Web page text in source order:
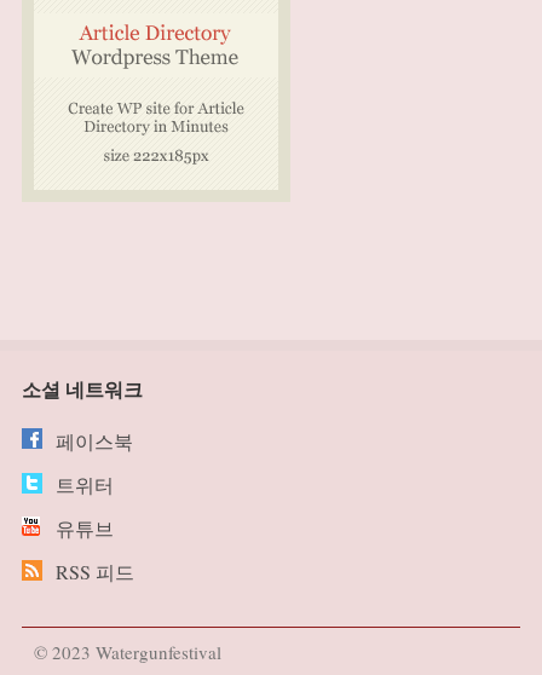
소셜 네트워크
페이스북
트위터
유튜브
RSS 피드
© 2023 Watergunfestival